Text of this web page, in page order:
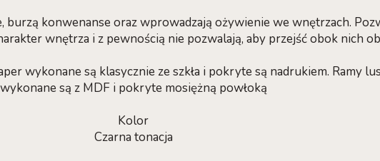
burzą konwenanse oraz wprowadzają ożywienie we wnętrzach.
wnętrza i z pewnością nie pozwalają, aby przejść obok nich
wykonane są klasycznie ze szkła i pokryte są nadrukiem. Ramy
wykonane są z MDF i pokryte mosiężną powłoką
Kolor
Czarna tonacja